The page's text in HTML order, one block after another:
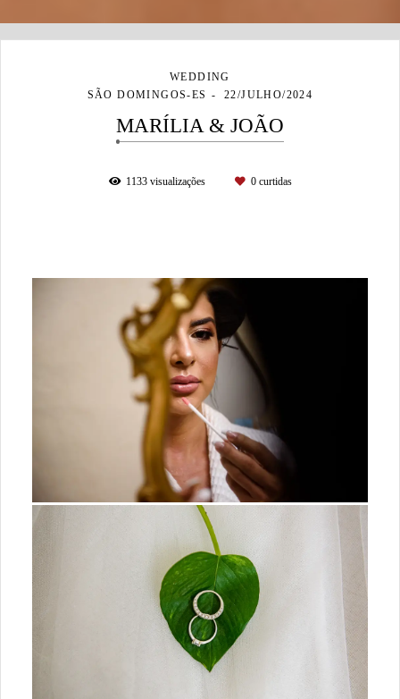
WEDDING
SÃO DOMINGOS-ES
22/JULHO/2024
MARÍLIA & JOÃO
1133visualizações 0curtidas